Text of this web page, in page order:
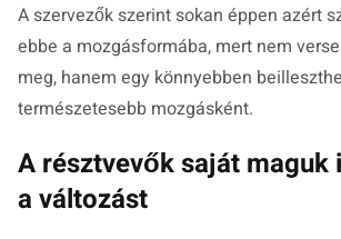
A szervezők szerint sokan éppen azért
ebbe a mozgásformába, mert nem
meg, hanem egy könnyebben
természetesebb mozgásként.
A résztvevők saját maguk
a változást